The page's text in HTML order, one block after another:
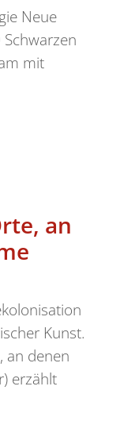
Neue
mit
an
Kunst.
an denen
erzählt